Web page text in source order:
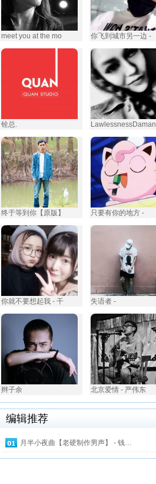
meet you at the mo 你飞到城市另一边 -
铨总. LawlessnessDaman
终于等到你【原版】 只要有你的地方 -
你就不要想起我 - 干 失语者 -
辫子余 北京爱情 - 严伟东
编辑推荐
月半小夜曲【老硬制作男声】 - 钱…